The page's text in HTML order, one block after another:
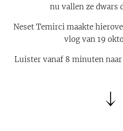
nu vallen ze dwars
Neset Temirci maakte
vlog van 19
Luister vanaf 8 minuten naar
↓